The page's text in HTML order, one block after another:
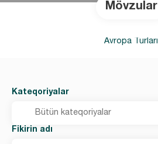
Mövzular
Avropa Turları
Kateqoriyalar
Fikirin adı